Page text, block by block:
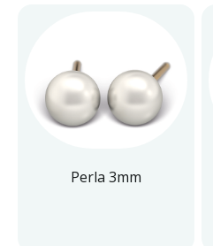
Perla 3mm